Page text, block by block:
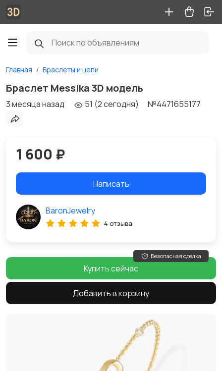
Главная Браслеты и цепи
Браслет Messika 3D модель
3 месяца назад 51 (2 сегодня) №4471655177
1 600 ₽
Написать
BaronJewelry
4 отзыва
Безопасная сделка
Купить сейчас
Добавить в корзину